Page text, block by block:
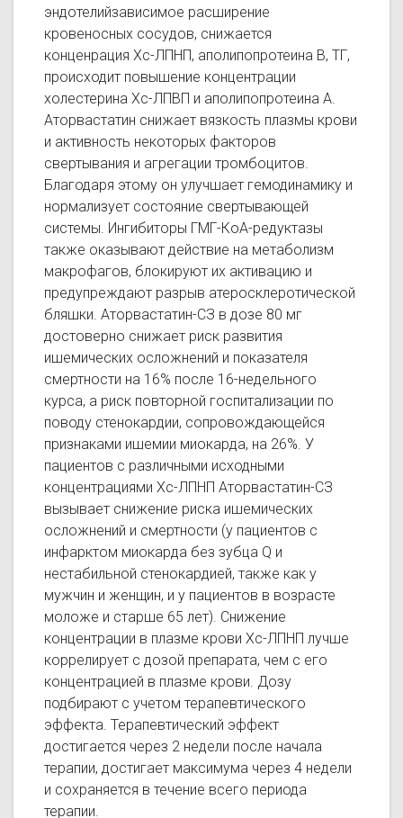
эндотелийзависимое расширение
кровеносных сосудов, снижается
конценрация Хс-ЛПНП, аполипопротеина В, ТГ,
происходит повышение концентрации
холестерина Хс-ЛПВП и аполипопротеина А.
Аторвастатин снижает вязкость плазмы крови
и активность некоторых факторов
свертывания и агрегации тромбоцитов.
Благодаря этому он улучшает гемодинамику и
нормализует состояние свертывающей
системы. Ингибиторы ГМГ-КоА-редуктазы
также оказывают действие на метаболизм
макрофагов, блокируют их активацию и
предупреждают разрыв атеросклеротической
бляшки. Аторвастатин-СЗ в дозе 80 мг
достоверно снижает риск развития
ишемических осложнений и показателя
смертности на 16% после 16-недельного
курса, а риск повторной госпитализации по
поводу стенокардии, сопровождающейся
признаками ишемии миокарда, на 26%. У
пациентов с различными исходными
концентрациями Хс-ЛПНП Аторвастатин-СЗ
вызывает снижение риска ишемических
осложнений и смертности (у пациентов с
инфарктом миокарда без зубца Q и
нестабильной стенокардией, также как у
мужчин и женщин, и у пациентов в возрасте
моложе и старше 65 лет). Снижение
концентрации в плазме крови Хс-ЛПНП лучше
коррелирует с дозой препарата, чем с его
концентрацией в плазме крови. Дозу
подбирают с учетом терапевтического
эффекта. Терапевтический эффект
достигается через 2 недели после начала
терапии, достигает максимума через 4 недели
и сохраняется в течение всего периода
терапии.